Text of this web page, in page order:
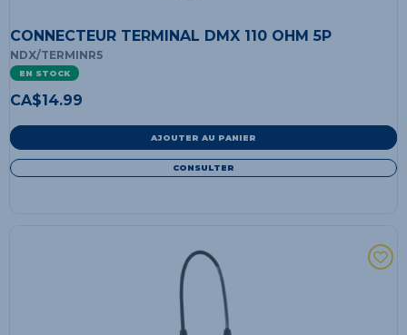
CONNECTEUR TERMINAL DMX 110 OHM 5P
NDX/TERMINR5
EN STOCK
CA$14.99
AJOUTER AU PANIER
CONSULTER